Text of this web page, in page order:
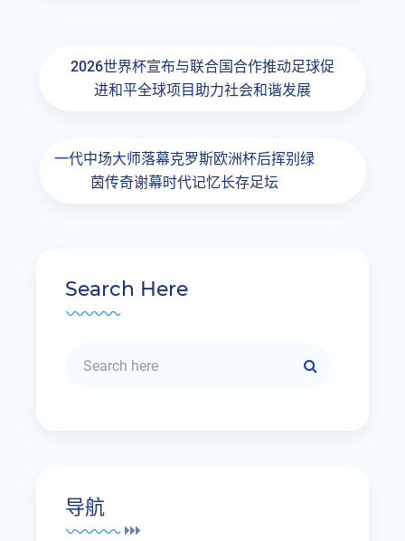
2026世界杯宣布与联合国合作推动足球促
进和平全球项目助力社会和谐发展
一代中场大师落幕克罗斯欧洲杯后挥别绿
茵传奇谢幕时代记忆长存足坛
Search Here
导航